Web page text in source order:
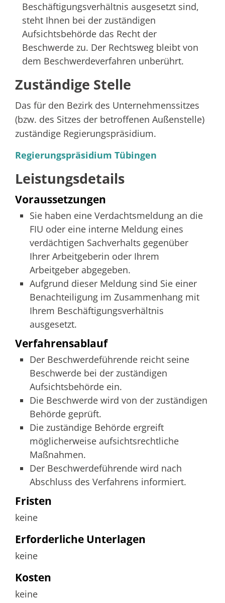
Beschäftigungsverhältnis ausgesetzt sind,
steht Ihnen bei der zuständigen
Aufsichtsbehörde das Recht der
Beschwerde zu. Der Rechtsweg bleibt von
dem Beschwerdeverfahren unberührt.
Zuständige Stelle
Das für den Bezirk des Unternehmenssitzes
(bzw. des Sitzes der betroffenen Außenstelle)
zuständige Regierungspräsidium.
Regierungspräsidium Tübingen
Leistungsdetails
Voraussetzungen
Sie haben eine Verdachtsmeldung an die
FIU oder eine interne Meldung eines
verdächtigen Sachverhalts gegenüber
Ihrer Arbeitgeberin oder Ihrem
Arbeitgeber abgegeben.
Aufgrund dieser Meldung sind Sie einer
Benachteiligung im Zusammenhang mit
Ihrem Beschäftigungsverhältnis
ausgesetzt.
Verfahrensablauf
Der Beschwerdeführende reicht seine
Beschwerde bei der zuständigen
Aufsichtsbehörde ein.
Die Beschwerde wird von der zuständigen
Behörde geprüft.
Die zuständige Behörde ergreift
möglicherweise aufsichtsrechtliche
Maßnahmen.
Der Beschwerdeführende wird nach
Abschluss des Verfahrens informiert.
Fristen
keine
Erforderliche Unterlagen
keine
Kosten
keine